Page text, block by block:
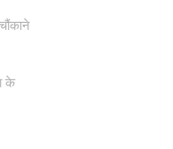
के